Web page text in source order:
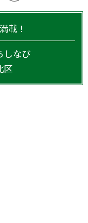
載！
しなび
区